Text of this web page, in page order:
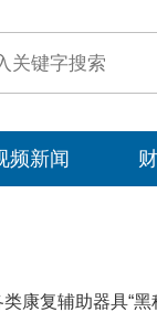
频新闻
康复辅助器具“黑